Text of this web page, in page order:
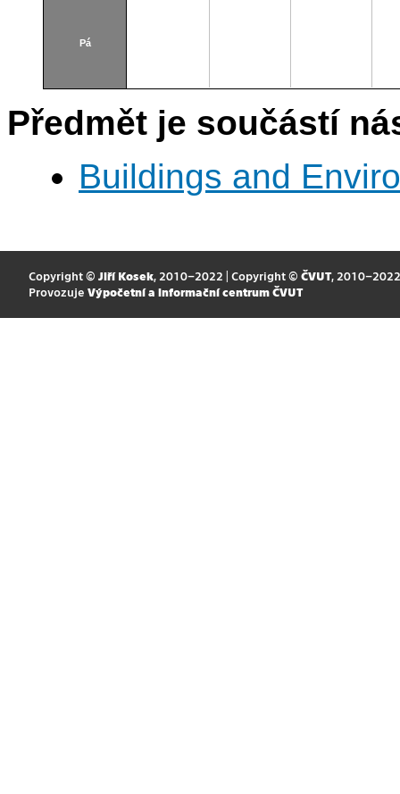
Pá
Předmět je součástí
Buildings and
Copyright © Jiří Kosek, 2010–2022 | Copyright © ČVUT, 2010–2022
Provozuje Výpočetní a informační centrum ČVUT